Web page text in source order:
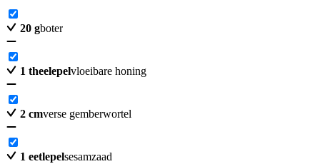
20 gboter
1 theelepelvloeibare honing
2 cmverse gemberwortel
1 eetlepelsesamzaad